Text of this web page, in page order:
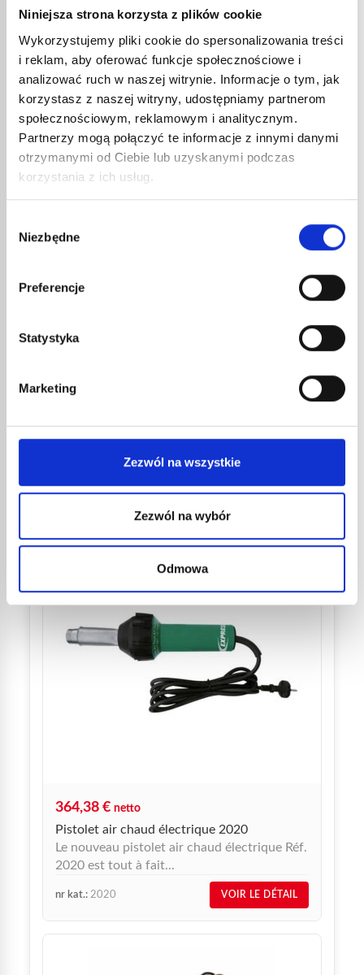
Niniejsza strona korzysta z plików cookie
Wykorzystujemy pliki cookie do spersonalizowania treści
i reklam, aby oferować funkcje społecznościowe i
analizować ruch w naszej witrynie. Informacje o tym, jak
korzystasz z naszej witryny, udostępniamy partnerom
społecznościowym, reklamowym i analitycznym.
Partnerzy mogą połączyć te informacje z innymi danymi
otrzymanymi od Ciebie lub uzyskanymi podczas
korzystania z ich usług.
zgody
Niezbędne
Preferencje
Statystyka
Marketing
Zezwól na wszystkie
Zezwól na wybór
Odmowa
Jeśli jest długa, zacznij od jej środka, jeśli jest
Upewnij się, że ciepło jest rozprowadzane
równomiernie. Nie skupiaj się na jednym
punkcie, aby nie ryzykować przepalenia i
przebicia osłony, ale postępuj powoli. Upewnij
się również, że zawsze zachowujesz minimalną
odległość między dyszą twojego pistoletu a
osłoną, aby jej nie przypalić.
zgrupowanych kabli, wyłącz swój pistolet do
gorącego powietrza. Pozwól osłonie ostygnąć i
Powiązane produkty dostępne
na express.fr
364,38 € netto
Pistolet air chaud électrique 2020
Le nouveau pistolet air chaud électrique Réf.
2020 est tout à fait...
nr kat.: 2020 VOIR LE DÉTAIL